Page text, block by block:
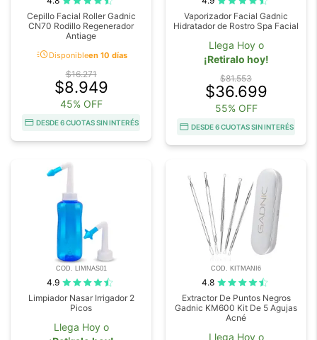
Cepillo Facial Roller Gadnic
CN70 Rodillo Regenerador
Antiage
acuteDisponibleen 10 días
$16.271
$8.949
45% OFF
DESDE 6 CUOTAS SIN INTERÉS
Vaporizador Facial Gadnic
Hidratador de Rostro Spa Facial
Llega Hoy o
¡Retiralo hoy!
$81.553
$36.699
55% OFF
DESDE 6 CUOTAS SIN INTERÉS
COD. LIMNAS01
4.9
Limpiador Nasar Irrigador 2
Picos
Llega Hoy o
COD. KITMANI6
4.8
Extractor De Puntos Negros
Gadnic KM600 Kit De 5 Agujas
Acné
Llega Hoy o